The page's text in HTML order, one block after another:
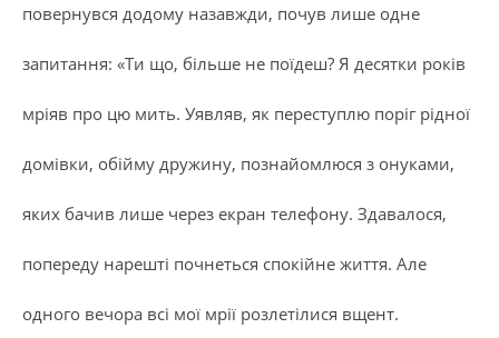
повернувся додому назавжди, почув лише одне
запитання: «Ти що, більше не поїдеш? Я десятки років
мріяв про цю мить. Уявляв, як переступлю поріг рідної
домівки, обійму дружину, познайомлюся з онуками,
яких бачив лише через екран телефону. Здавалося,
попереду нарешті почнеться спокійне життя. Але
одного вечора всі мої мрії розлетілися вщент.